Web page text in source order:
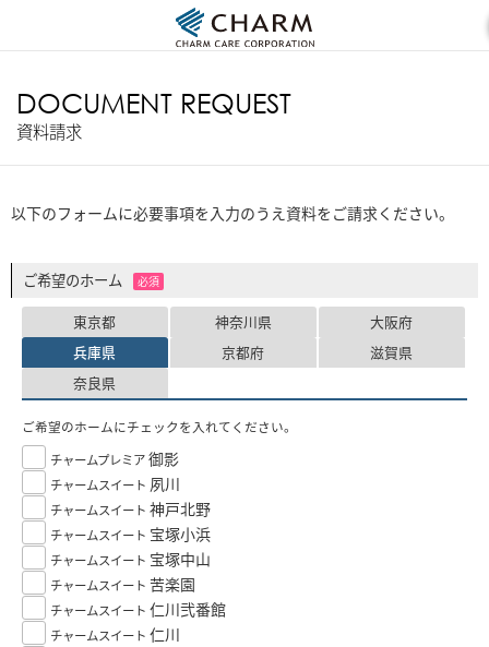
DOCUMENT REQUEST
資料請求
以下のフォームに必要事項を入力のうえ資料をご請求ください。
ご希望のホーム 必須
東京都 神奈川県
大阪府
兵庫県
京都府
滋賀県
奈良県
ご希望のホームにチェックを入れてください。
チャームプレミア御影
チャームスイート 夙川
チャームスイート 神戸北野
チャームスイート 宝塚小浜
チャームスイート 宝塚中山
チャームスイート 苦楽園
チャームスイート 仁川弐番館
チャームスイート 仁川